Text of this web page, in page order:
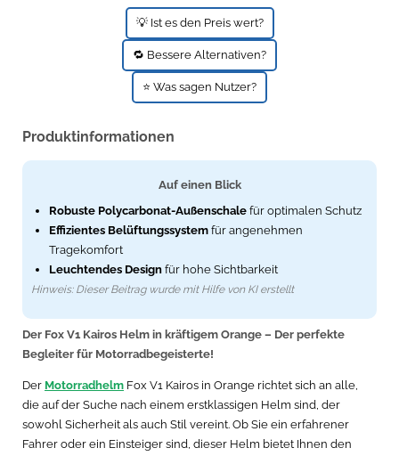
Navigationsgeräte
Navigationssoftware
💡 Ist es den Preis wert?
🔁 Bessere Alternativen?
⭐ Was sagen Nutzer?
Produktinformationen
Auf einen Blick
Robuste Polycarbonat-Außenschale für optimalen Schutz
Effizientes Belüftungssystem für angenehmen
Tragekomfort
Leuchtendes Design für hohe Sichtbarkeit
Hinweis: Dieser Beitrag wurde mit Hilfe von KI erstellt
Der Fox V1 Kairos Helm in kräftigem Orange – Der perfekte
Begleiter für Motorradbegeisterte!
Der Motorradhelm Fox V1 Kairos in Orange richtet sich an alle,
die auf der Suche nach einem erstklassigen Helm sind, der
sowohl Sicherheit als auch Stil vereint. Ob Sie ein erfahrener
Fahrer oder ein Einsteiger sind, dieser Helm bietet Ihnen den